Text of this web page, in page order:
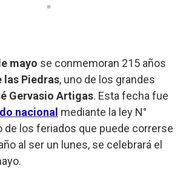
mayo se conmemoran 215 años
las Piedras, uno de los grandes
Gervasio Artigas. Esta fecha fue
nacional mediante la ley N°
de los feriados que puede correrse
al ser un lunes, se celebrará el